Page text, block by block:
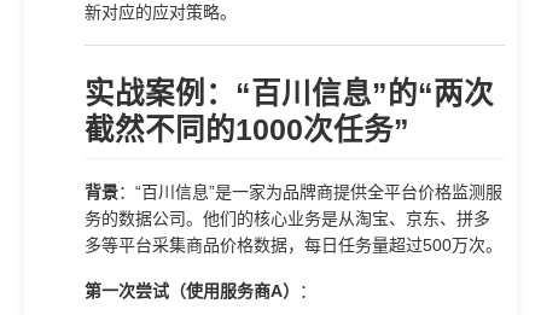
新对应的应对策略。
实战案例：“百川信息”的“两次
截然不同的1000次任务”
背景：“百川信息”是一家为品牌商提供全平台价格监测服
务的数据公司。他们的核心业务是从淘宝、京东、拼多
多等平台采集商品价格数据，每日任务量超过500万次。
第一次尝试（使用服务商A） ：